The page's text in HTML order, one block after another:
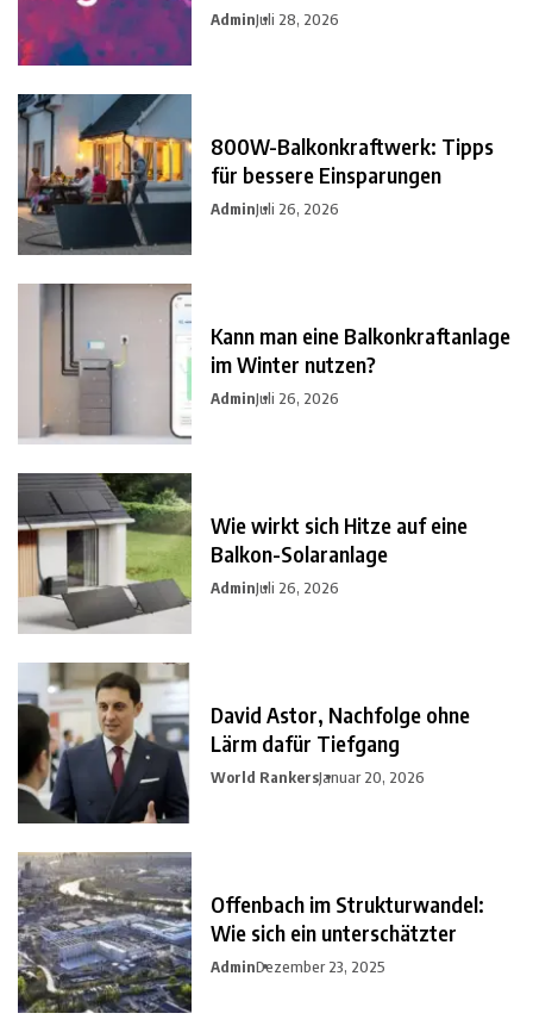
AdminJuli 28, 2026
800W-Balkonkraftwerk: Tipps
für bessere Einsparungen
AdminJuli 26, 2026
Kann man eine Balkonkraftanlage
im Winter nutzen?
AdminJuli 26, 2026
Wie wirkt sich Hitze auf eine
Balkon-Solaranlage
AdminJuli 26, 2026
David Astor, Nachfolge ohne
Lärm dafür Tiefgang
World RankersJanuar 20, 2026
Offenbach im Strukturwandel:
Wie sich ein unterschätzter
AdminDezember 23, 2025